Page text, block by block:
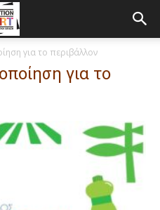
για το περιβάλλον
για το